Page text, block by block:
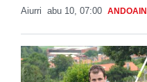
Aiurri abu 10, 07:00 ANDOAIN